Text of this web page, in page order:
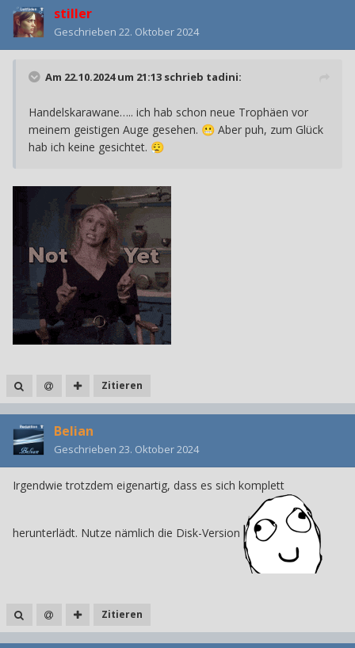
stiller
Geschrieben 22. Oktober 2024
Am 22.10.2024 um 21:13 schrieb tadini:
Handelskarawane….. ich hab schon neue Trophäen vor
meinem geistigen Auge gesehen. 😬 Aber puh, zum Glück
hab ich keine gesichtet. 😮‍💨
Zitieren
Belian
Geschrieben 23. Oktober 2024
Irgendwie trotzdem eigenartig, dass es sich komplett
herunterlädt. Nutze nämlich die Disk-Version
Zitieren